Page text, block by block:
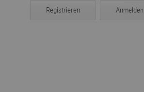
Registrieren Anmelden